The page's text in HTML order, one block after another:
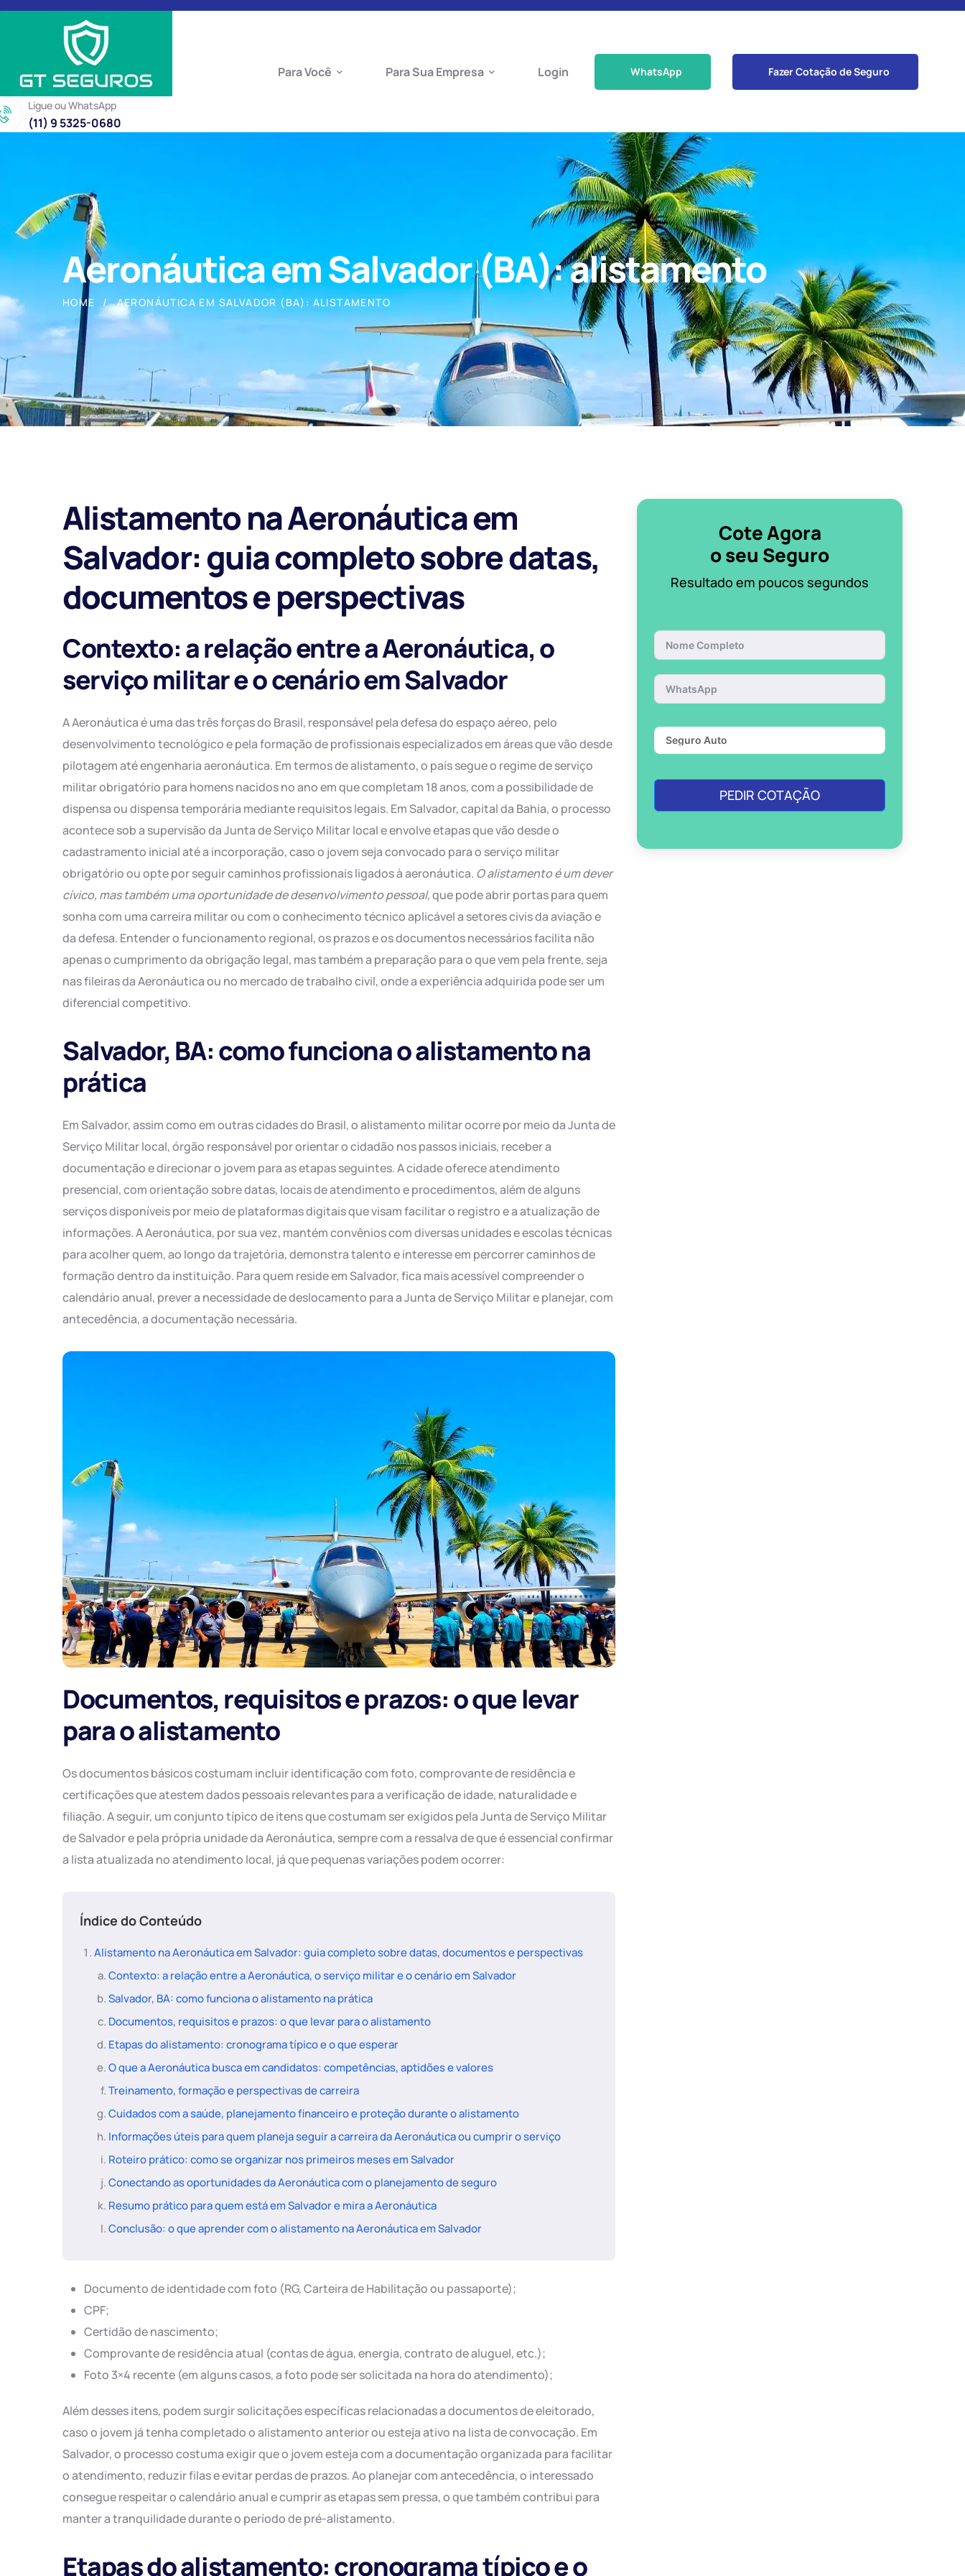
Ligue ou WhatsApp
(11) 9 5325-0680
Para Você Para Sua Empresa Login WhatsApp Fazer Cotação de Seguro
Aeronáutica em Salvador (BA): alistamento
HOME AERONÁUTICA EM SALVADOR (BA): ALISTAMENTO
Alistamento na Aeronáutica em
Salvador: guia completo sobre datas,
documentos e perspectivas
Contexto: a relação entre a Aeronáutica, o
serviço militar e o cenário em Salvador
A Aeronáutica é uma das três forças do Brasil, responsável pela defesa do espaço aéreo, pelo
desenvolvimento tecnológico e pela formação de profissionais especializados em áreas que vão desde
pilotagem até engenharia aeronáutica. Em termos de alistamento, o país segue o regime de serviço
militar obrigatório para homens nacidos no ano em que completam 18 anos, com a possibilidade de
dispensa ou dispensa temporária mediante requisitos legais. Em Salvador, capital da Bahia, o processo
acontece sob a supervisão da Junta de Serviço Militar local e envolve etapas que vão desde o
cadastramento inicial até a incorporação, caso o jovem seja convocado para o serviço militar
obrigatório ou opte por seguir caminhos profissionais ligados à aeronáutica. O alistamento é um dever
cívico, mas também uma oportunidade de desenvolvimento pessoal, que pode abrir portas para quem
sonha com uma carreira militar ou com o conhecimento técnico aplicável a setores civis da aviação e
da defesa. Entender o funcionamento regional, os prazos e os documentos necessários facilita não
apenas o cumprimento da obrigação legal, mas também a preparação para o que vem pela frente, seja
nas fileiras da Aeronáutica ou no mercado de trabalho civil, onde a experiência adquirida pode ser um
diferencial competitivo.
Salvador, BA: como funciona o alistamento na
prática
Em Salvador, assim como em outras cidades do Brasil, o alistamento militar ocorre por meio da Junta de
Serviço Militar local, órgão responsável por orientar o cidadão nos passos iniciais, receber a
documentação e direcionar o jovem para as etapas seguintes. A cidade oferece atendimento
presencial, com orientação sobre datas, locais de atendimento e procedimentos, além de alguns
serviços disponíveis por meio de plataformas digitais que visam facilitar o registro e a atualização de
informações. A Aeronáutica, por sua vez, mantém convênios com diversas unidades e escolas técnicas
para acolher quem, ao longo da trajetória, demonstra talento e interesse em percorrer caminhos de
formação dentro da instituição. Para quem reside em Salvador, fica mais acessível compreender o
calendário anual, prever a necessidade de deslocamento para a Junta de Serviço Militar e planejar, com
antecedência, a documentação necessária.
Documentos, requisitos e prazos: o que levar
para o alistamento
Os documentos básicos costumam incluir identificação com foto, comprovante de residência e
certificações que atestem dados pessoais relevantes para a verificação de idade, naturalidade e
filiação. A seguir, um conjunto típico de itens que costumam ser exigidos pela Junta de Serviço Militar
de Salvador e pela própria unidade da Aeronáutica, sempre com a ressalva de que é essencial confirmar
a lista atualizada no atendimento local, já que pequenas variações podem ocorrer:
Índice do Conteúdo
Alistamento na Aeronáutica em Salvador: guia completo sobre datas, documentos e perspectivas
Contexto: a relação entre a Aeronáutica, o serviço militar e o cenário em Salvador
Salvador, BA: como funciona o alistamento na prática
Documentos, requisitos e prazos: o que levar para o alistamento
Etapas do alistamento: cronograma típico e o que esperar
O que a Aeronáutica busca em candidatos: competências, aptidões e valores
Treinamento, formação e perspectivas de carreira
Cuidados com a saúde, planejamento financeiro e proteção durante o alistamento
Informações úteis para quem planeja seguir a carreira da Aeronáutica ou cumprir o serviço
Roteiro prático: como se organizar nos primeiros meses em Salvador
Conectando as oportunidades da Aeronáutica com o planejamento de seguro
Resumo prático para quem está em Salvador e mira a Aeronáutica
Conclusão: o que aprender com o alistamento na Aeronáutica em Salvador
Documento de identidade com foto (RG, Carteira de Habilitação ou passaporte);
CPF;
Certidão de nascimento;
Comprovante de residência atual (contas de água, energia, contrato de aluguel, etc.);
Foto 3×4 recente (em alguns casos, a foto pode ser solicitada na hora do atendimento);
Além desses itens, podem surgir solicitações específicas relacionadas a documentos de eleitorado,
caso o jovem já tenha completado o alistamento anterior ou esteja ativo na lista de convocação. Em
Salvador, o processo costuma exigir que o jovem esteja com a documentação organizada para facilitar
o atendimento, reduzir filas e evitar perdas de prazos. Ao planejar com antecedência, o interessado
consegue respeitar o calendário anual e cumprir as etapas sem pressa, o que também contribui para
manter a tranquilidade durante o período de pré-alistamento.
Etapas do alistamento: cronograma típico e o
Cote Agora
o seu Seguro
Resultado em poucos segundos
PEDIR COTAÇÃO